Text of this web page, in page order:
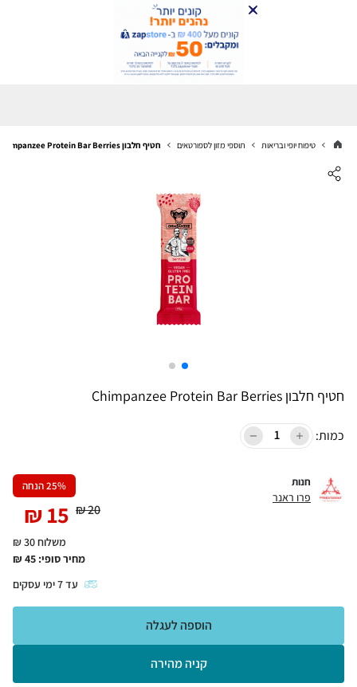
טיפוח יופי ובריאות תוספי מזון לספורטאים חטיף חלבון Chimpanzee Protein Bar Berries
חטיף חלבון Chimpanzee Protein Bar Berries
כמות:
חנות
פרו ראנר
25% הנחה
20
₪
15
₪
משלוח 30 ₪
מחיר סופי: 45
₪
עד7ימי עסקים
קניה מהירה
הוספה לעגלה